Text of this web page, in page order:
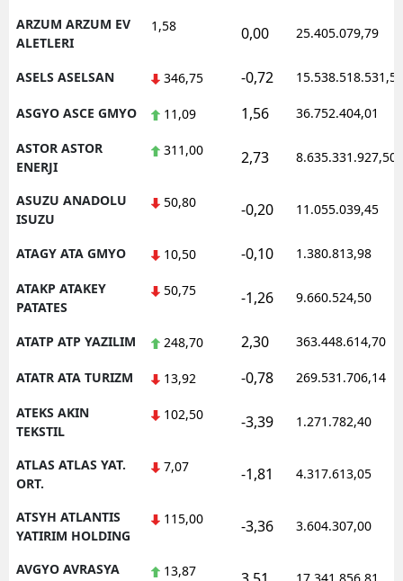
ARZUM ARZUM EV
ALETLERI
1,58 0,00 25.405.079,79
ASELS ASELSAN 346,75 -0,72 15.538.518.531,50
ASGYO ASCE GMYO 11,09 1,56 36.752.404,01
ASTOR ASTOR
ENERJI
311,00 2,73 8.635.331.927,50
ASUZU ANADOLU
ISUZU
50,80 -0,20 11.055.039,45
ATAGY ATA GMYO 10,50 -0,10 1.380.813,98
ATAKP ATAKEY
PATATES
50,75 -1,26 9.660.524,50
ATATP ATP YAZILIM 248,70 2,30 363.448.614,70
ATATR ATA TURIZM 13,92 -0,78 269.531.706,14
ATEKS AKIN
TEKSTIL
102,50 -3,39 1.271.782,40
ATLAS ATLAS YAT.
ORT.
7,07 -1,81 4.317.613,05
ATSYH ATLANTIS
YATIRIM HOLDING
115,00 -3,36 3.604.307,00
AVGYO AVRASYA
13,87